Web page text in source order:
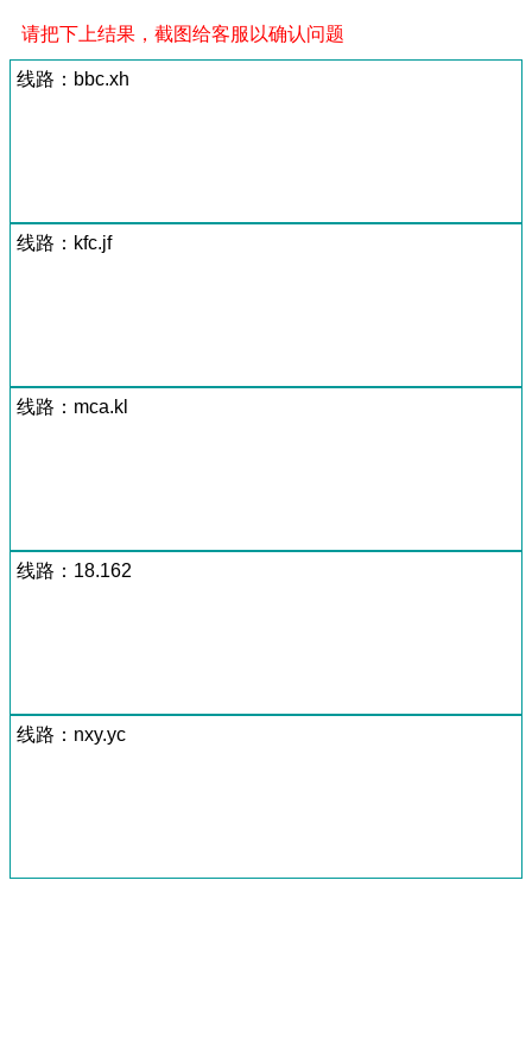
请把下上结果，截图给客服以确认问题
线路：bbc.xh
线路：kfc.jf
线路：mca.kl
线路：18.162
线路：nxy.yc